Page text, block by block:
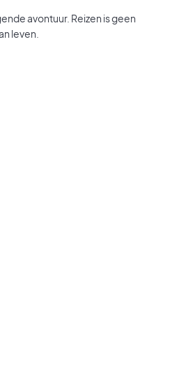
avontuur. Reizen is geen
leven.